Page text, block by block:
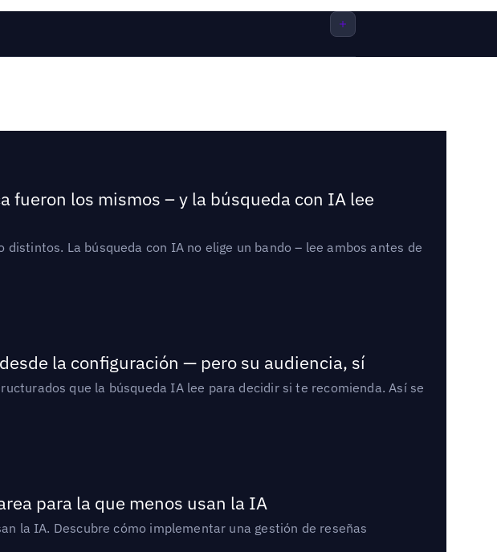
fueron los mismos – y la búsqueda con IA lee
La búsqueda con IA no elige un bando – lee ambos antes de
la configuración — pero su audiencia, sí
que la búsqueda IA lee para decidir si te recomienda. Así se
para la que menos usan la IA
la IA. Descubre cómo implementar una gestión de reseñas